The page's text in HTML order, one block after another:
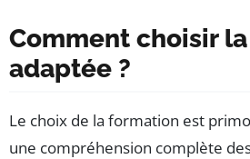
Comment choisir
adaptée ?
Le choix de la formation est
une compréhension complète